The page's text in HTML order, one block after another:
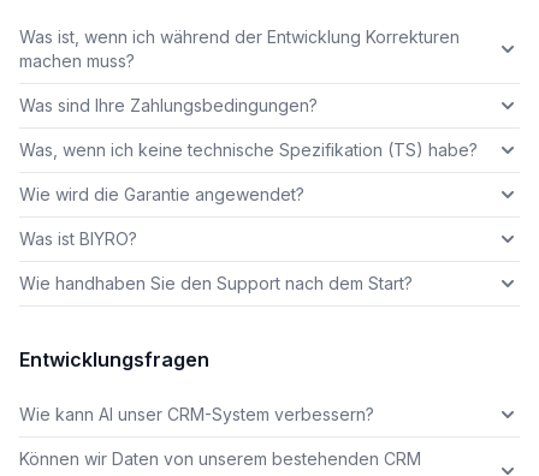
Was ist, wenn ich während der Entwicklung Korrekturen
machen muss?
Was sind Ihre Zahlungsbedingungen?
Was, wenn ich keine technische Spezifikation (TS) habe?
Wie wird die Garantie angewendet?
Was ist BIYRO?
Wie handhaben Sie den Support nach dem Start?
Entwicklungsfragen
Wie kann AI unser CRM-System verbessern?
Können wir Daten von unserem bestehenden CRM